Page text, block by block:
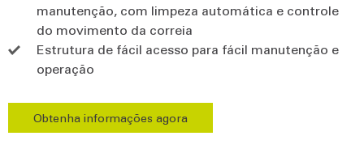
manutenção, com limpeza automática e controle
do movimento da correia
Estrutura de fácil acesso para fácil manutenção e
operação
Obtenha informações agora